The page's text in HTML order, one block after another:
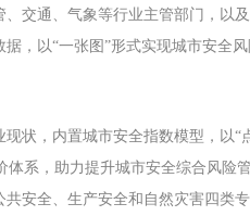
交通、气象等行业主管部门，以及
，以“一张图”形式实现城市安全
现状，内置城市安全指数模型，以“
体系，助力提升城市安全综合风险
安全、生产安全和自然灾害四类专